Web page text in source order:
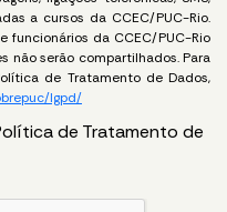
a cursos da CCEC/PUC-Rio.
funcionários da CCEC/PUC-Rio
não serão compartilhados. Para
de Tratamento de Dados,
lgpd/
de Tratamento de